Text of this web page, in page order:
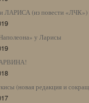
ЛАРИСА (из повести «ЛЧК»)
у Ларисы
(новая редакция и